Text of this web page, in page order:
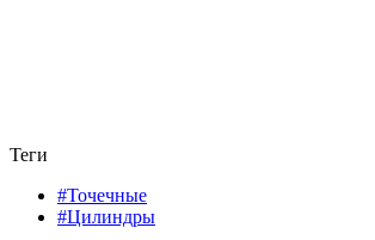
Теги
#Точечные
#Цилиндры